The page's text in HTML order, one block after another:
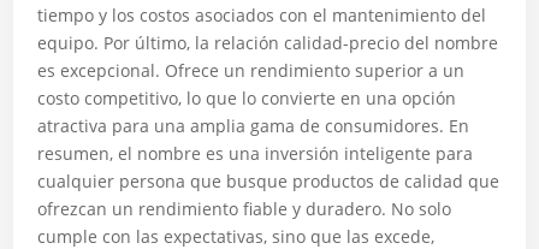
tiempo y los costos asociados con el mantenimiento del
equipo. Por último, la relación calidad-precio del nombre
es excepcional. Ofrece un rendimiento superior a un
costo competitivo, lo que lo convierte en una opción
atractiva para una amplia gama de consumidores. En
resumen, el nombre es una inversión inteligente para
cualquier persona que busque productos de calidad que
ofrezcan un rendimiento fiable y duradero. No solo
cumple con las expectativas, sino que las excede,